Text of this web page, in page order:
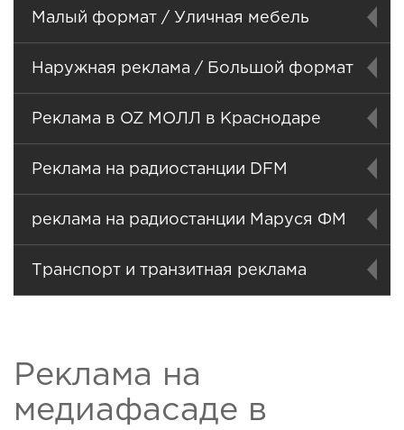
Малый формат / Уличная мебель
Наружная реклама / Большой формат
Реклама в OZ МОЛЛ в Краснодаре
Реклама на радиостанции DFM
реклама на радиостанции Маруся ФМ
Транспорт и транзитная реклама
Реклама на
медиафасаде в